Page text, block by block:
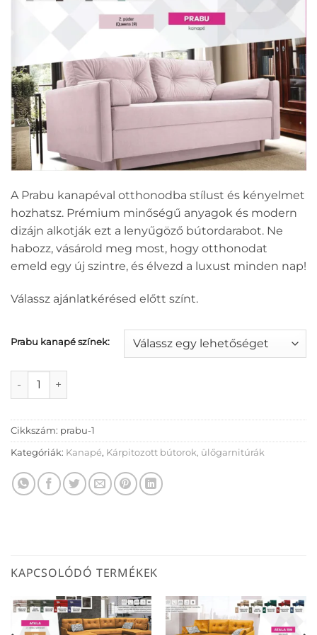
A Prabu kanapéval otthonodba stílust és kényelmet
hozhatsz. Prémium minőségű anyagok és modern
dizájn alkotják ezt a lenyűgöző bútordarabot. Ne
habozz, vásárold meg most, hogy otthonodat
emeld egy új szintre, és élvezd a luxust minden nap!
Válassz ajánlatkérésed előtt színt.
Prabu kanapé színek:
Prabu kanapé mennyiség
Cikkszám: prabu-1
Kategóriák: Kanapé, Kárpitozott bútorok, ülőgarnitúrák
KAPCSOLÓDÓ TERMÉKEK